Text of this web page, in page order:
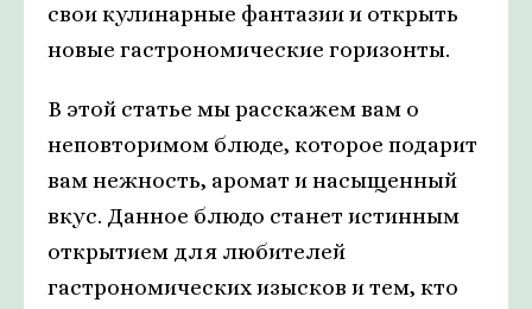
свои кулинарные фантазии и открыть
новые гастрономические горизонты.
В этой статье мы расскажем вам о
неповторимом блюде, которое подарит
вам нежность, аромат и насыщенный
вкус. Данное блюдо станет истинным
открытием для любителей
гастрономических изысков и тем, кто